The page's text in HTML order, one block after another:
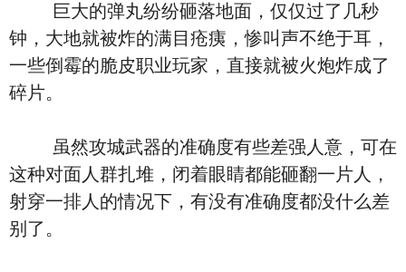
巨大的弹丸纷纷砸落地面，仅仅过了几秒
钟，大地就被炸的满目疮痍，惨叫声不绝于耳，
一些倒霉的脆皮职业玩家，直接就被火炮炸成了
碎片。
虽然攻城武器的准确度有些差强人意，可在
这种对面人群扎堆，闭着眼睛都能砸翻一片人，
射穿一排人的情况下，有没有准确度都没什么差
别了。